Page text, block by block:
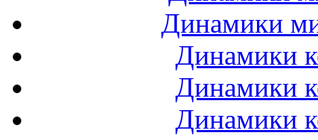
Динамики
Динамики
Динамики
Динамики